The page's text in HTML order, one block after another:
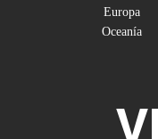
Europa
Oceanía